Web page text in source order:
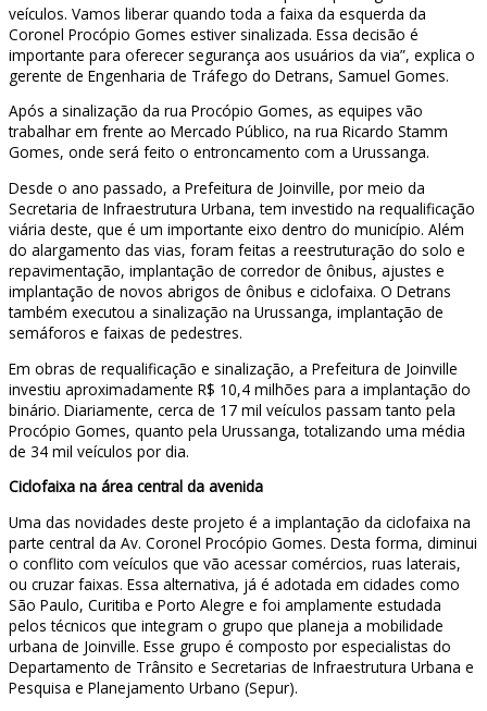
veículos. Vamos liberar quando toda a faixa da esquerda da
Coronel Procópio Gomes estiver sinalizada. Essa decisão é
importante para oferecer segurança aos usuários da via”, explica o
gerente de Engenharia de Tráfego do Detrans, Samuel Gomes.
Após a sinalização da rua Procópio Gomes, as equipes vão
trabalhar em frente ao Mercado Público, na rua Ricardo Stamm
Gomes, onde será feito o entroncamento com a Urussanga.
Desde o ano passado, a Prefeitura de Joinville, por meio da
Secretaria de Infraestrutura Urbana, tem investido na requalificação
viária deste, que é um importante eixo dentro do município. Além
do alargamento das vias, foram feitas a reestruturação do solo e
repavimentação, implantação de corredor de ônibus, ajustes e
implantação de novos abrigos de ônibus e ciclofaixa. O Detrans
também executou a sinalização na Urussanga, implantação de
semáforos e faixas de pedestres.
Em obras de requalificação e sinalização, a Prefeitura de Joinville
investiu aproximadamente R$ 10,4 milhões para a implantação do
binário. Diariamente, cerca de 17 mil veículos passam tanto pela
Procópio Gomes, quanto pela Urussanga, totalizando uma média
de 34 mil veículos por dia.
Ciclofaixa na área central da avenida
Uma das novidades deste projeto é a implantação da ciclofaixa na
parte central da Av. Coronel Procópio Gomes. Desta forma, diminui
o conflito com veículos que vão acessar comércios, ruas laterais,
ou cruzar faixas. Essa alternativa, já é adotada em cidades como
São Paulo, Curitiba e Porto Alegre e foi amplamente estudada
pelos técnicos que integram o grupo que planeja a mobilidade
urbana de Joinville. Esse grupo é composto por especialistas do
Departamento de Trânsito e Secretarias de Infraestrutura Urbana e
Pesquisa e Planejamento Urbano (Sepur).